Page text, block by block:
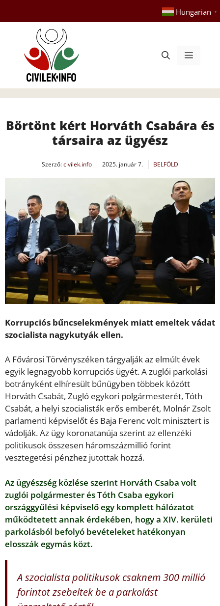
tartalomba
Hungarian ▼
Menü
Börtönt kért Horváth Csabára és
társaira az ügyész
Szerző:civilek.info 2025. január 7. BELFÖLD
Korrupciós bűncselekmények miatt emeltek vádat
szocialista nagykutyák ellen.
A Fővárosi Törvényszéken tárgyalják az elmúlt évek
egyik legnagyobb korrupciós ügyét. A zuglói parkolási
botrányként elhíresült bűnügyben többek között
Horváth Csabát, Zugló egykori polgármesterét, Tóth
Csabát, a helyi szocialisták erős emberét, Molnár Zsolt
parlamenti képviselőt és Baja Ferenc volt minisztert is
vádolják. Az ügy koronatanúja szerint az ellenzéki
politikusok összesen háromszázmillió forint
vesztegetési pénzhez jutottak hozzá.
Az ügyészség közlése szerint Horváth Csaba volt
zuglói polgármester és Tóth Csaba egykori
országgyűlési képviselő egy komplett hálózatot
működtetett annak érdekében, hogy a XIV. kerületi
parkolásból befolyó bevételeket hatékonyan
elosszák egymás közt.
A szocialista politikusok csaknem 300 millió
forintot zsebeltek be a parkolást